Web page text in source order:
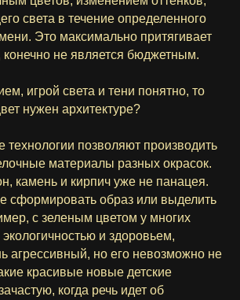
света в течение определенного
Это максимально притягивает
конечно не является бюджетным.
игрой света и тени понятно, то
нужен архитектуре?
позволяют производить
материалы разных окрасок.
камень и кирпич уже не панацея.
сформировать образ или выделить
с зеленым цветом у многих
и здоровьем,
агрессивный, но его невозможно не
красивые новые детские
когда речь идет об